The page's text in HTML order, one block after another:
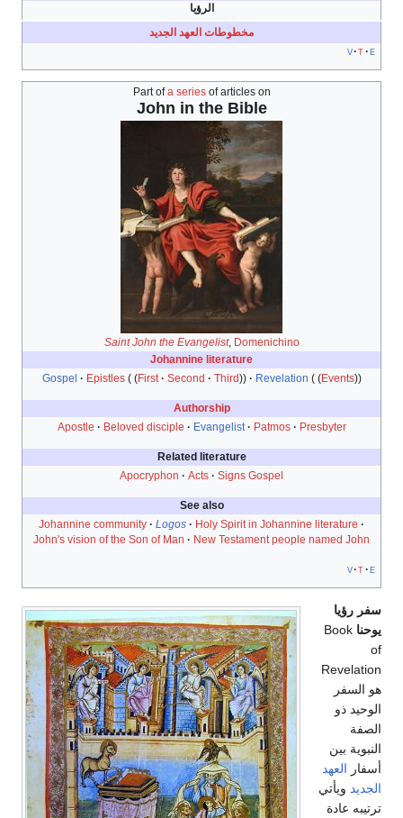
الرؤيا
مخطوطات العهد الجديد
v t e
Part ofa seriesof articles on
John in the Bible
Saint John the Evangelist, Domenichino
Johannine literature
Gospel
Epistles First Second Third Revelation Events
Authorship
Apostle
Beloved disciple Evangelist Patmos Presbyter
Related literature
Apocryphon
Acts Signs Gospel
See also
Johannine community
Logos
Holy Spirit in Johannine literature
John's vision of the Son of Man
New Testament people named John
v t e
سفر رؤيا
يوحنا Book
of
Revelation
هو السفر
الوحيد ذو
الصفة
النبوية بين
أسفار العهد
الجديد ويأتي
ترتيبه عادة